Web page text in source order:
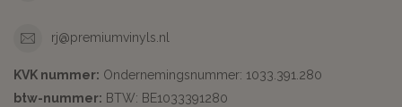
rj@premiumvinyls.nl
KVK nummer: Ondernemingsnummer: 1033.391.280
btw-nummer: BTW: BE1033391280